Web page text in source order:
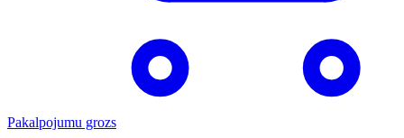
Pakalpojumu grozs